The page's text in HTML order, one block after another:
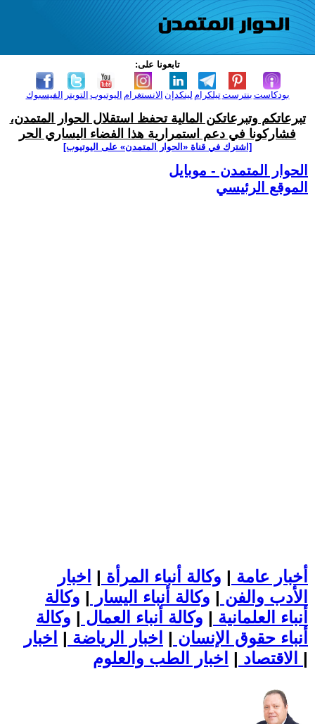
تابعونا على:
الفيسبوك التويتر اليوتيوب الانستغرام لينكدإن تيلكرامبنترست بودكاست
تبرعاتكم وتبرعاتكن المالية تحفظ استقلال الحوار المتمدن،
فشاركونا في دعم استمرارية هذا الفضاء اليساري الحر
[اشترك في قناة ‫«الحوار المتمدن» على اليوتيوب]
الحوار المتمدن - موبايل
الموقع الرئيسي
أخبار عامة | وكالة أنباء المرأة | اخبار
الأدب والفن | وكالة أنباء اليسار | وكالة
أنباء العلمانية | وكالة أنباء العمال | وكالة
أنباء حقوق الإنسان | اخبار الرياضة | اخبار
الاقتصاد | |